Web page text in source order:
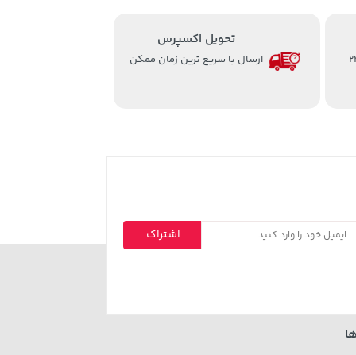
8 الی 24
تحویل اکسپرس
ارسال با سریع ترین زمان ممکن
اشتراک